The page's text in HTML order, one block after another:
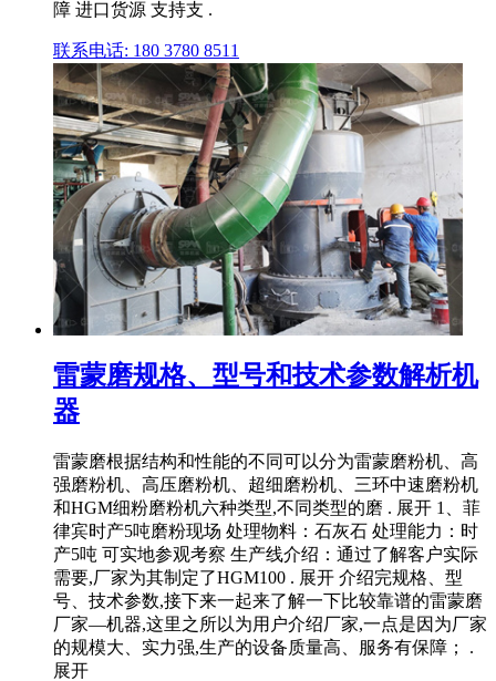
障 进口货源 支持支 .
联系电话: 180 3780 8511
雷蒙磨规格、型号和技术参数解析机
器
雷蒙磨根据结构和性能的不同可以分为雷蒙磨粉机、高
强磨粉机、高压磨粉机、超细磨粉机、三环中速磨粉机
和HGM细粉磨粉机六种类型,不同类型的磨 . 展开 1、菲
律宾时产5吨磨粉现场 处理物料：石灰石 处理能力：时
产5吨 可实地参观考察 生产线介绍：通过了解客户实际
需要,厂家为其制定了HGM100 . 展开 介绍完规格、型
号、技术参数,接下来一起来了解一下比较靠谱的雷蒙磨
厂家—机器,这里之所以为用户介绍厂家,一点是因为厂家
的规模大、实力强,生产的设备质量高、服务有保障； .
展开